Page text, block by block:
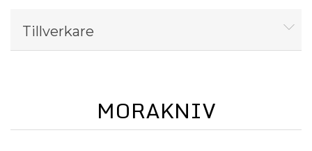
KONTAKTA
Tillverkare
MORAKNIV